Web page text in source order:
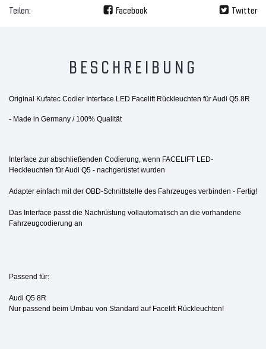
Teilen: Facebook Twitter
BESCHREIBUNG
Original Kufatec Codier Interface LED Facelift Rückleuchten für Audi Q5 8R
- Made in Germany / 100% Qualität
Interface zur abschließenden Codierung, wenn FACELIFT LED-
Heckleuchten für Audi Q5 - nachgerüstet wurden
Adapter einfach mit der OBD-Schnittstelle des Fahrzeuges verbinden - Fertig!
Das Interface passt die Nachrüstung vollautomatisch an die vorhandene
Fahrzeugcodierung an
Passend für:
Audi Q5 8R
Nur passend beim Umbau von Standard auf Facelift Rückleuchten!